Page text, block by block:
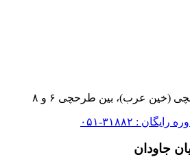
(خین عرب)، بین طرحچی ۶ و ۸
: ۳۱۸۸۲-۰۵۱
جاودان